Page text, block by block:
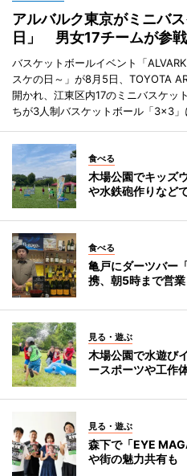
アルバルク東京がミニバ
日」 男女17チームが参戦
バスケットボールイベント「
スケの日～」が8月5日、TOYOTA
開かれ、江東区内17のミニバスケッ
ちが3人制バスケットボール「3×3」
食べる
木場公園でキッズ
や水鉄砲作りなど
食べる
亀戸にダーツバー
携、朝5時まで営業
見る・遊ぶ
木場公園で水遊び
ースポーツや工作
見る・遊ぶ
森下で「EYE
や街の魅力共有も